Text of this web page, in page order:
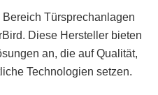
Türsprechanlagen
Diese Hersteller bieten
an, die auf Qualität,
Technologien setzen.